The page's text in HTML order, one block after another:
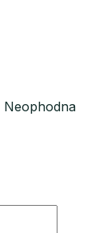
Neophodna